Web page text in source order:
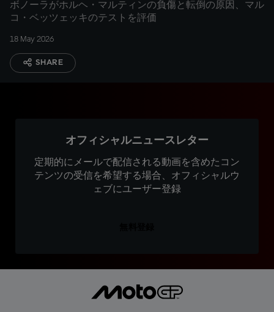
ボノーラがホルヘ・マルティンの負傷と転倒の原因、マル
コ・ベッツェッキのテストを評価
18 May 2026
SHARE
オフィシャルニュースレター
定期的にメールで配信される動画を含めたコン
テンツの受信を希望する場合、オフィシャルウ
ェブにユーザー登録